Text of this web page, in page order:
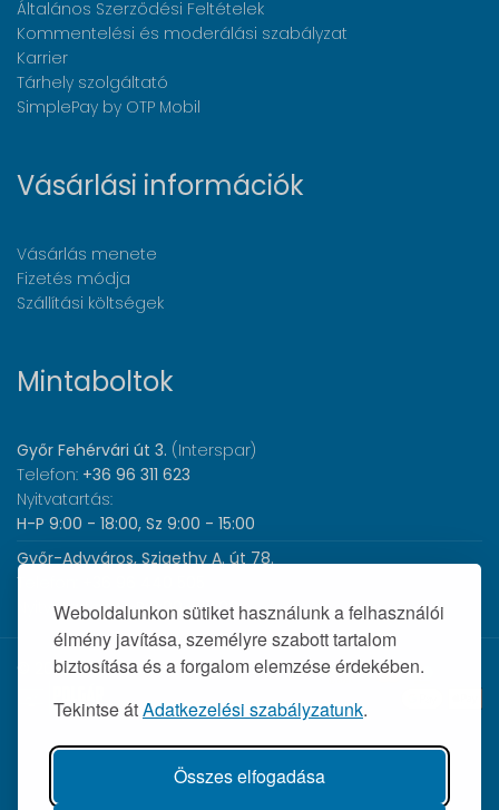
Weboldalunkon sütiket használunk a felhasználói
élmény javítása, személyre szabott tartalom
biztosítása és a forgalom elemzése érdekében.
Tekintse átAdatkezelési szabályzatunk.
Összes elfogadása
Általános Szerződési Feltételek
Kommentelési és moderálási szabályzat
Karrier
Tárhely szolgáltató
SimplePay by OTP Mobil
Vásárlási információk
Vásárlás menete
Fizetés módja
Szállítási költségek
Mintaboltok
Győr Fehérvári út 3. (Interspar)
Telefon: +36 96 311 623
Nyitvatartás:
H-P 9:00 - 18:00, Sz 9:00 - 15:00
Győr-Adyváros, Szigethy A. út 78.
Telefon:
Nyitvatartás:H-P 8:00 - 17:00
© 2026 Wolf Orvosi Műszer Kft. |